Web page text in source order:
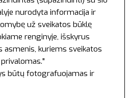
nurodyta informacija ir
už sveikatos būklę
renginyje, išskyrus
asmenis, kuriems sveikatos
būtų fotografuojamas ir